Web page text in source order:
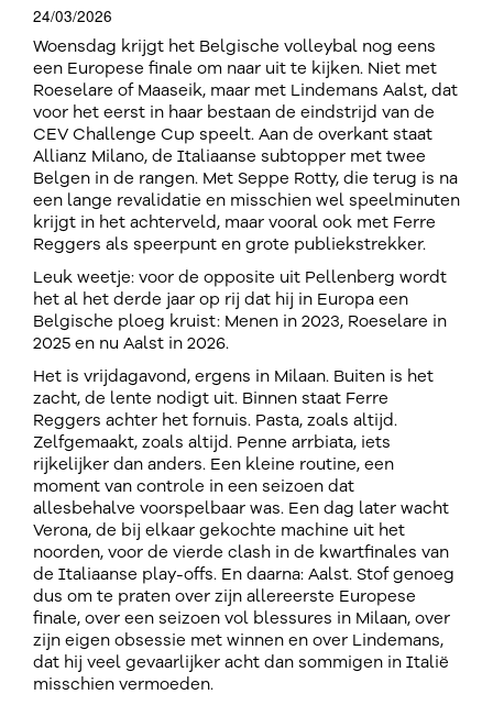
24/03/2026
Woensdag krijgt het Belgische volleybal nog eens
een Europese finale om naar uit te kijken. Niet met
Roeselare of Maaseik, maar met Lindemans Aalst, dat
voor het eerst in haar bestaan de eindstrijd van de
CEV Challenge Cup speelt. Aan de overkant staat
Allianz Milano, de Italiaanse subtopper met twee
Belgen in de rangen. Met Seppe Rotty, die terug is na
een lange revalidatie en misschien wel speelminuten
krijgt in het achterveld, maar vooral ook met Ferre
Reggers als speerpunt en grote publiekstrekker.
Leuk weetje: voor de opposite uit Pellenberg wordt
het al het derde jaar op rij dat hij in Europa een
Belgische ploeg kruist: Menen in 2023, Roeselare in
2025 en nu Aalst in 2026.
Het is vrijdagavond, ergens in Milaan. Buiten is het
zacht, de lente nodigt uit. Binnen staat Ferre
Reggers achter het fornuis. Pasta, zoals altijd.
Zelfgemaakt, zoals altijd. Penne arrbiata, iets
rijkelijker dan anders. Een kleine routine, een
moment van controle in een seizoen dat
allesbehalve voorspelbaar was. Een dag later wacht
Verona, de bij elkaar gekochte machine uit het
noorden, voor de vierde clash in de kwartfinales van
de Italiaanse play-offs. En daarna: Aalst. Stof genoeg
dus om te praten over zijn allereerste Europese
finale, over een seizoen vol blessures in Milaan, over
zijn eigen obsessie met winnen en over Lindemans,
dat hij veel gevaarlijker acht dan sommigen in Italië
misschien vermoeden.